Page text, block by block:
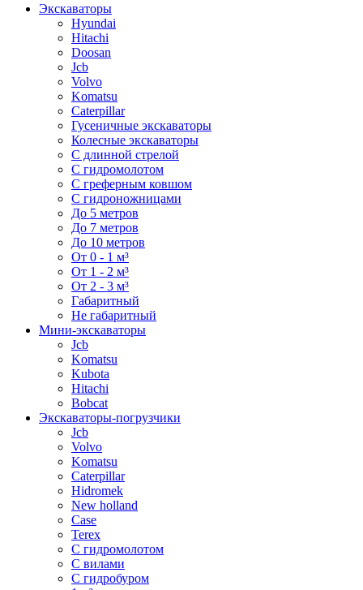
Экскаваторы
Hyundai
Hitachi
Doosan
Jcb
Volvo
Komatsu
Caterpillar
Гусеничные экскаваторы
Колесные экскаваторы
С длинной стрелой
С гидромолотом
С греферным ковшом
С гидроножницами
До 5 метров
До 7 метров
До 10 метров
От 0 - 1 м³
От 1 - 2 м³
От 2 - 3 м³
Габаритный
Не габаритный
Мини-экскаваторы
Jcb
Komatsu
Kubota
Hitachi
Bobcat
Экскаваторы-погрузчики
Jcb
Volvo
Komatsu
Caterpillar
Hidromek
New holland
Case
Terex
С гидромолотом
С вилами
С гидробуром